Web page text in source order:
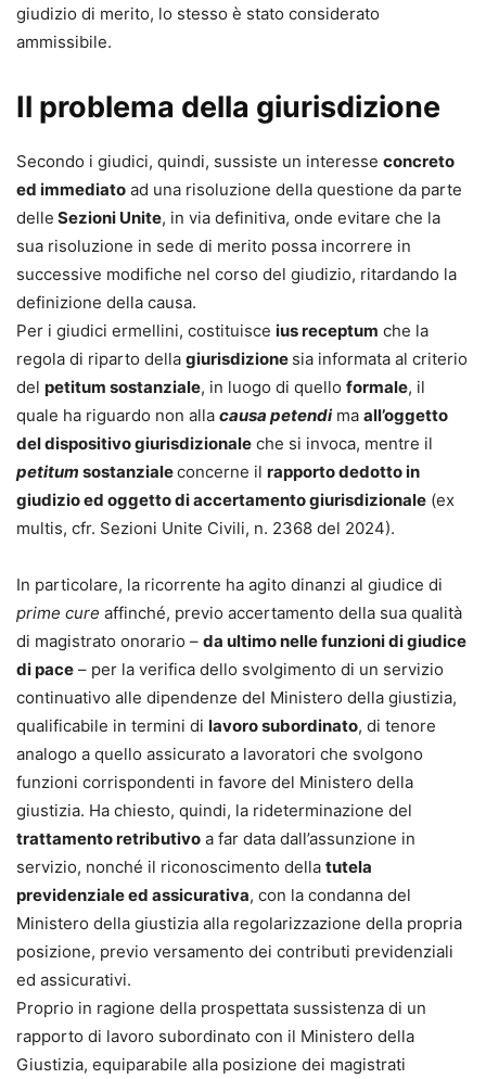
giudizio di merito, lo stesso è stato considerato
ammissibile.
Il problema della giurisdizione
Secondo i giudici, quindi, sussiste un interesse concreto
ed immediato ad una risoluzione della questione da parte
delle Sezioni Unite, in via definitiva, onde evitare che la
sua risoluzione in sede di merito possa incorrere in
successive modifiche nel corso del giudizio, ritardando la
definizione della causa.
Per i giudici ermellini, costituisce ius receptum che la
regola di riparto della giurisdizione sia informata al criterio
del petitum sostanziale, in luogo di quello formale, il
quale ha riguardo non alla causa petendima all’oggetto
del dispositivo giurisdizionale che si invoca, mentre il
petitum sostanzialeconcerne il rapporto dedotto in
giudizio ed oggetto di accertamento giurisdizionale (ex
multis, cfr. Sezioni Unite Civili, n. 2368 del 2024).
In particolare, la ricorrente ha agito dinanzi al giudice di
prime cure affinché, previo accertamento della sua qualità
di magistrato onorario – da ultimo nelle funzioni di giudice
di pace – per la verifica dello svolgimento di un servizio
continuativo alle dipendenze del Ministero della giustizia,
qualificabile in termini di lavoro subordinato, di tenore
analogo a quello assicurato a lavoratori che svolgono
funzioni corrispondenti in favore del Ministero della
giustizia. Ha chiesto, quindi, la rideterminazione del
trattamento retributivo a far data dall’assunzione in
servizio, nonché il riconoscimento della tutela
previdenziale ed assicurativa, con la condanna del
Ministero della giustizia alla regolarizzazione della propria
posizione, previo versamento dei contributi previdenziali
ed assicurativi.
Proprio in ragione della prospettata sussistenza di un
rapporto di lavoro subordinato con il Ministero della
Giustizia, equiparabile alla posizione dei magistrati